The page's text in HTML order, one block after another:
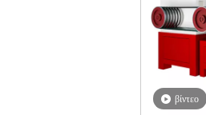
βίντεο